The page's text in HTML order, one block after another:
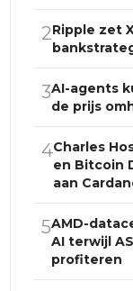
2Ripple zet
3AI-agents
de prijs
4Charles
en Bitcoin
aan
5AMD-
AI terwijl
profiteren